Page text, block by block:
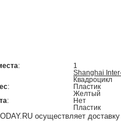
:
1
Shanghai
Квадроцикл
:
Пластик
Желтый
:
Нет
Пластик
осуществляет доставку